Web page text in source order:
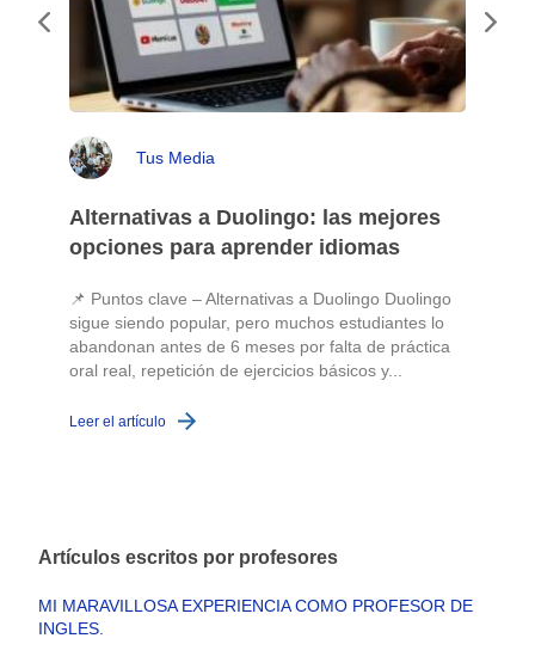
Tus Media
Alternativas a Duolingo: las mejores
opciones para aprender idiomas
📌 Puntos clave – Alternativas a Duolingo Duolingo
sigue siendo popular, pero muchos estudiantes lo
abandonan antes de 6 meses por falta de práctica
oral real, repetición de ejercicios básicos y...
Leer el artículo
Artículos escritos por profesores
MI MARAVILLOSA EXPERIENCIA COMO PROFESOR DE
INGLES.